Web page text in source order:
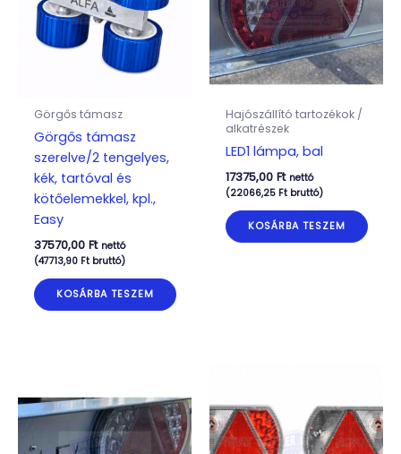
Görgős támasz
Görgős támasz
szerelve/2 tengelyes,
kék, tartóval és
kötőelemekkel, kpl.,
Easy
37570,00 Ft nettó
(47713,90 Ftbruttó)
KOSÁRBA TESZEM
Hajószállító tartozékok /
alkatrészek
LED1 lámpa, bal
17375,00 Ft nettó
(22066,25 Ftbruttó)
KOSÁRBA TESZEM